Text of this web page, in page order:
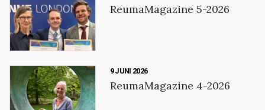
ReumaMagazine 5-2026
9 JUNI 2026
ReumaMagazine 4-2026